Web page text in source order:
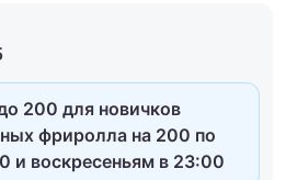
200 для новичков
фриролла на 200 по
и воскресеньям в 23:00